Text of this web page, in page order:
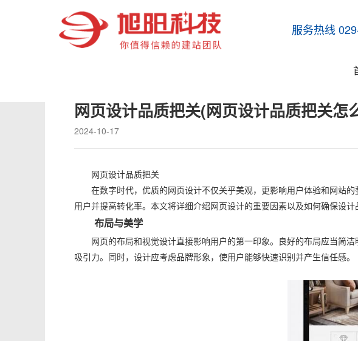
服务热线
企业新闻
网页设计品质把关(网页设计品质把关怎
2024-10-17
网页设计品质把关
在数字时代，优质的网页设计不仅关乎美观，更影响用户体验和网站
用户并提高转化率。本文将详细介绍网页设计的重要因素以及如何确保设计
布局与美学
网页的布局和视觉设计直接影响用户的第一印象。良好的布局应当简
吸引力。同时，设计应考虑品牌形象，使用户能够快速识别并产生信任感。